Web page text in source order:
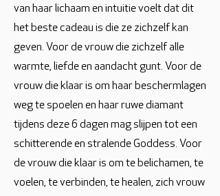
van haar lichaam en intuitie voelt dat dit
het beste cadeau is die ze zichzelf kan
geven. Voor de vrouw die zichzelf alle
warmte, liefde en aandacht gunt. Voor de
vrouw die klaar is om haar beschermlagen
weg te spoelen en haar ruwe diamant
tijdens deze 6 dagen mag slijpen tot een
schitterende en stralende Goddess. Voor
de vrouw die klaar is om te belichamen, te
voelen, te verbinden, te healen, zich vrouw